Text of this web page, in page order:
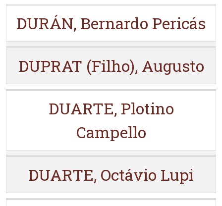
DURÁN, Bernardo Pericás
DUPRAT (Filho), Augusto
DUARTE, Plotino
Campello
DUARTE, Octávio Lupi